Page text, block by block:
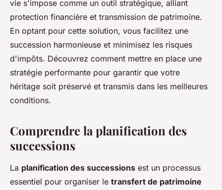
Lya •5 novembre 2024• 5 min de lecture
vie s'impose comme un outil stratégique, alliant
protection financière et transmission de patrimoine.
En optant pour cette solution, vous facilitez une
succession harmonieuse et minimisez les risques
d'impôts. Découvrez comment mettre en place une
stratégie performante pour garantir que votre
héritage soit préservé et transmis dans les meilleures
conditions.
Comprendre la planification des
successions
La planification des successions est un processus
essentiel pour organiser le transfert de patrimoine